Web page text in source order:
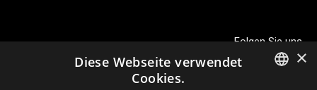
Folgen Sie uns
×
Diese Webseite verwendet
Cookies.